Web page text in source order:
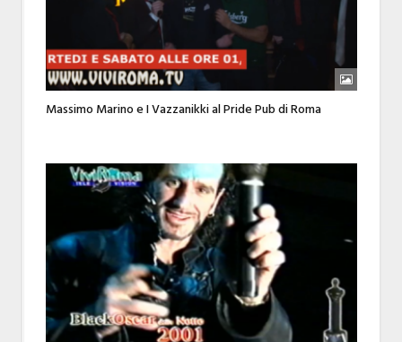
Massimo Marino e I Vazzanikki al Pride Pub di Roma